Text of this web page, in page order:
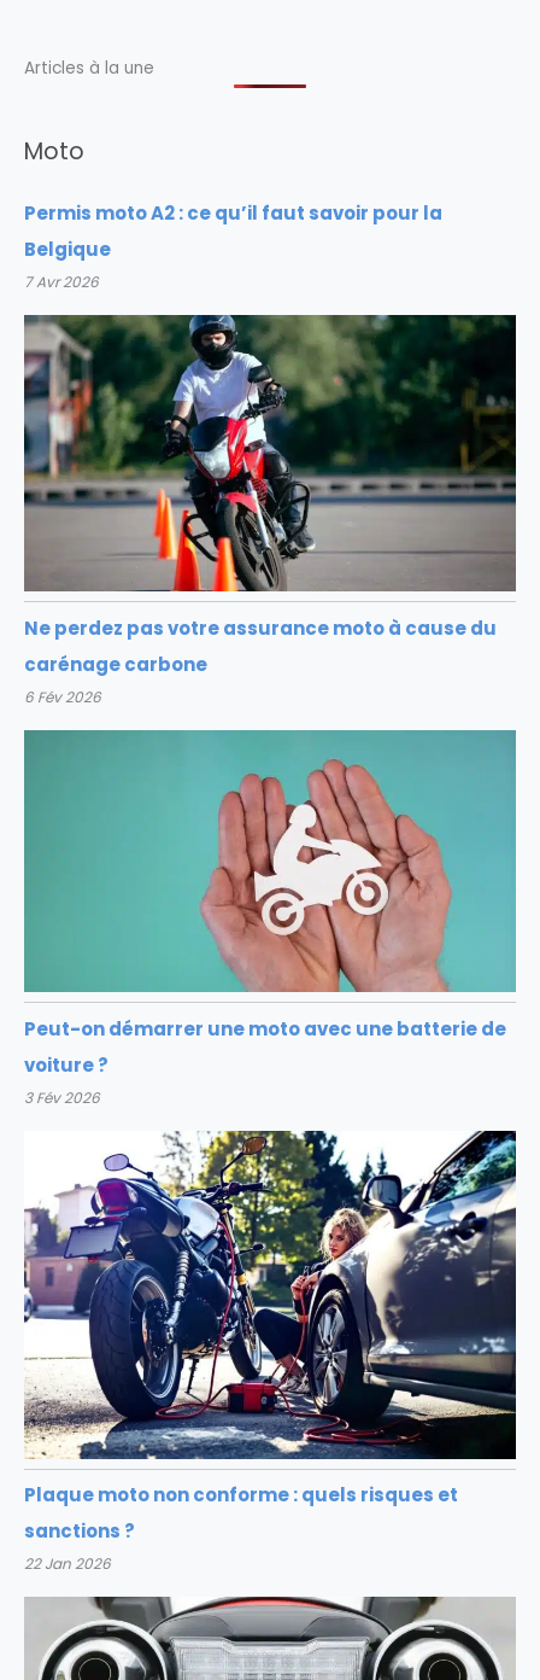
Articles à la une
Moto
Permis moto A2 : ce qu’il faut savoir pour la
Belgique
7 Avr 2026
Ne perdez pas votre assurance moto à cause du
carénage carbone
6 Fév 2026
Peut-on démarrer une moto avec une batterie de
voiture ?
3 Fév 2026
Plaque moto non conforme : quels risques et
sanctions ?
22 Jan 2026